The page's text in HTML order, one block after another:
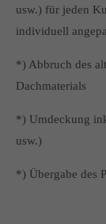
usw.) für jeden
individuell
*) Abbruch des
Dachmaterials
*) Umdeckung
usw.)
*) Übergabe des